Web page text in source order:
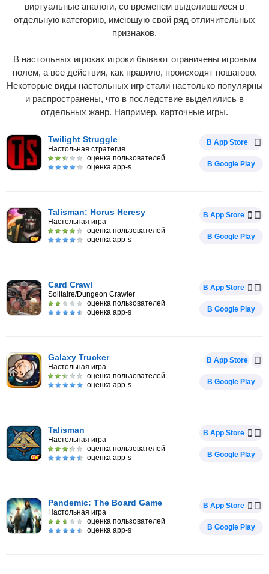
виртуальные аналоги, со временем выделившиеся в
отдельную категорию, имеющую свой ряд отличительных
признаков.
В настольных игроках игроки бывают ограничены игровым
полем, а все действия, как правило, происходят пошагово.
Некоторые виды настольных игр стали настолько популярны
и распространены, что в последствие выделились в
отдельных жанр. Например, карточные игры.
Twilight Struggle
Настольная стратегия
оценка пользователей
оценка app-s
В App Store
В Google Play
Talisman: Horus Heresy
Настольная игра
оценка пользователей
оценка app-s
В App Store
В Google Play
Card Crawl
Solitaire/Dungeon Crawler
оценка пользователей
оценка app-s
В App Store
В Google Play
Galaxy Trucker
Настольная игра
оценка пользователей
оценка app-s
В App Store
В Google Play
Talisman
Настольная игра
оценка пользователей
оценка app-s
В App Store
В Google Play
Pandemic: The Board Game
Настольная игра
оценка пользователей
оценка app-s
В App Store
В Google Play